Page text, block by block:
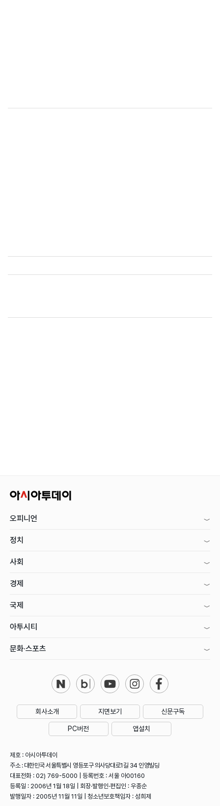
오피니언
정치
사회
경제
국제
아투시티
문화·스포츠
회사소개 지면보기 신문구독
PC버전 앱설치
제호 : 아시아투데이
주소 : 대한민국 서울특별시 영등포구 의사당대로1길 34 인영빌딩
대표전화 : 02) 769-5000 | 등록번호 : 서울 아00160
등록일 : 2006년 1월 18일 | 회장·발행인·편집인 : 우종순
발행일자 : 2005년 11월 11일 | 청소년보호책임자 : 성희제